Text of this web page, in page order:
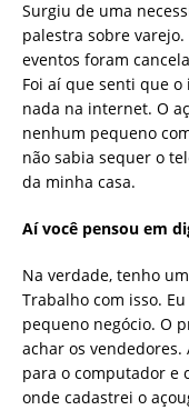
Surgiu de uma
palestra sobre
eventos foram
Foi aí que senti que
nada na internet. O
nenhum pequeno
não sabia sequer o
da minha casa.
Aí você pensou em
Na verdade, tenho
Trabalho com isso.
pequeno negócio. O
achar os vendedores.
para o computador e
onde cadastrei o